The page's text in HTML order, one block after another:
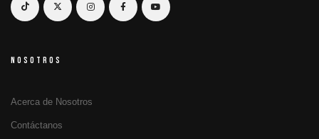
NOSOTROS
Acerca de Nosotros
Contáctanos